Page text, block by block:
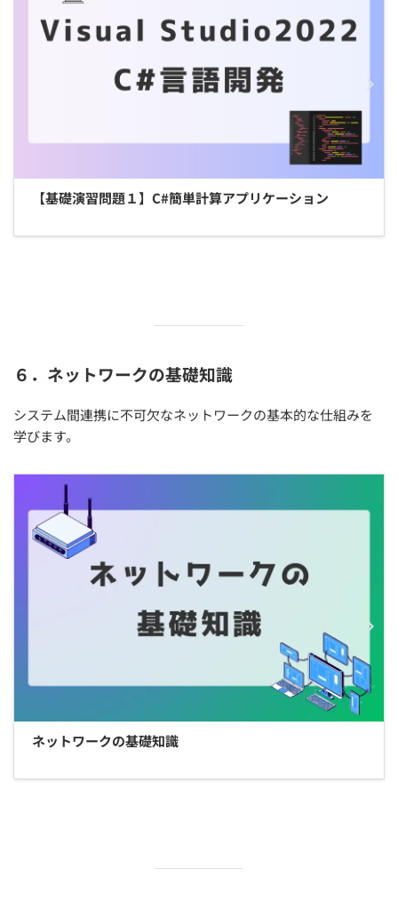
【基礎演習問題１】C#簡単計算アプリケーション
６．ネットワークの基礎知識
システム間連携に不可欠なネットワークの基本的な仕組みを
学びます。
ネットワークの基礎知識